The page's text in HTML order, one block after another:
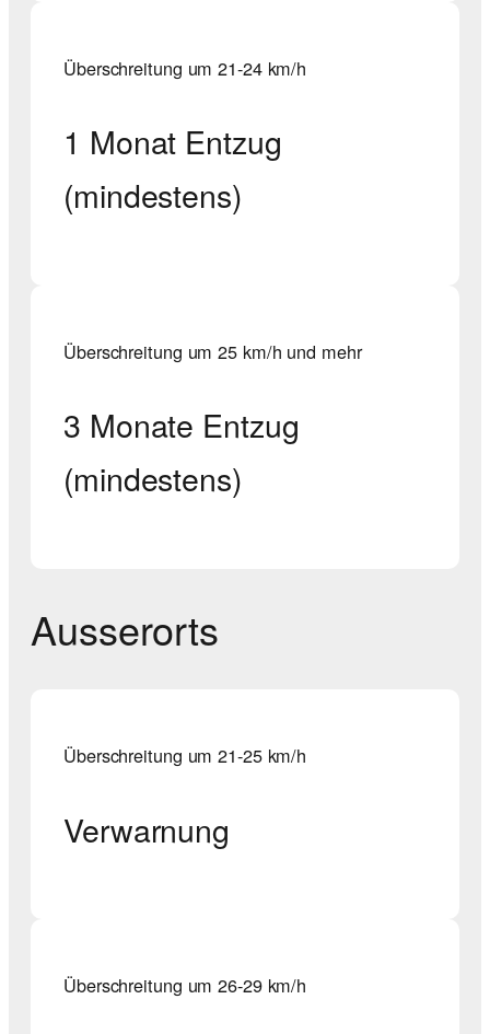
Überschreitung um 21-24 km/h
1 Monat Entzug
(mindestens)
Überschreitung um 25 km/h und mehr
3 Monate Entzug
(mindestens)
Ausserorts
Überschreitung um 21-25 km/h
Verwarnung
Überschreitung um 26-29 km/h